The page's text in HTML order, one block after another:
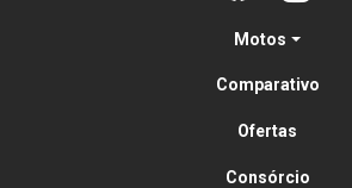
Motos
Comparativo
Ofertas
Consórcio